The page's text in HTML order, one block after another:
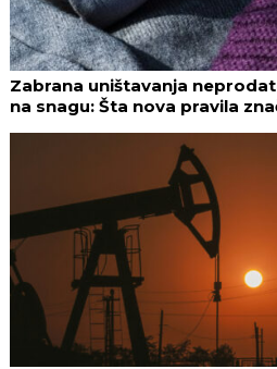
Zabrana uništavanja
na snagu: Šta nova pravila